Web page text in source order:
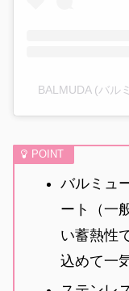
BALMUDA (バル
バルミュ
ート（一
い蓄熱性
込めて一